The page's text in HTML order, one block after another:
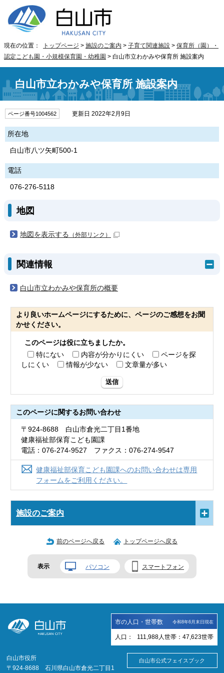
現在の位置： トップページ > 施設のご案内 > 子育て関連施設 > 保育所（園）・
認定こども園・小規模保育園・幼稚園 > 白山市立わかみや保育所 施設案内
白山市立わかみや保育所 施設案内
ページ番号1004562 更新日 2022年2月9日
所在地
白山市八ツ矢町500-1
電話
076-276-5118
地図
地図を表示する （外部リンク）
関連情報
白山市立わかみや保育所の概要
より良いホームページにするために、ページのご感想をお聞
かせください。
このページは役に立ちましたか。
特にない
内容が分かりにくい
ページを探
しにくい
情報が少ない 文章量が多い
送信
このページに関するお問い合わせ
〒924-8688 白山市倉光二丁目1番地
健康福祉部保育こども園課
電話：076-274-9527 ファクス：076-274-9547
健康福祉部保育こども園課へのお問い合わせは専用
フォームをご利用ください。
施設のご案内
前のページへ戻る トップページへ戻る
表示 パソコン スマートフォン
市の人口・世帯数 令和8年6月末日現在
人口： 111,988 人 世帯： 47,623世帯
白山市役所
〒924-8688 石川県白山市倉光二丁目1
白山市公式フェイスブック